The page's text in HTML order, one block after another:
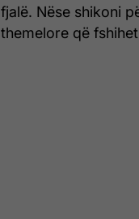
fjalë. Nëse shikoni
themelore që